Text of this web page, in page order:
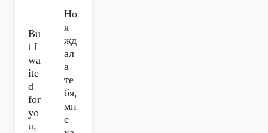
Bu
t I
wa
ite
d
for
yo
u,
Но
я
жд
ал
а
те
бя,
мн
е